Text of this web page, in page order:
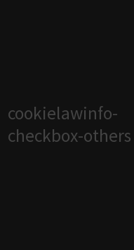
cookielawinfo-
checkbox-others